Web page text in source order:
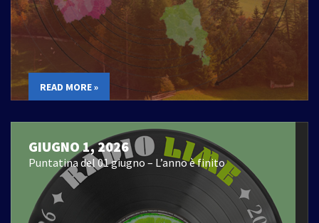
READ MORE »
GIUGNO 1, 2026
Puntatina del 01 giugno – L’anno è finito